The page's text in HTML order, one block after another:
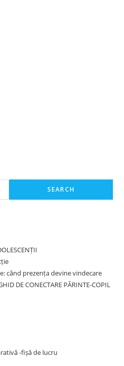
SEARCH
când prezența devine vindecare
DE CONECTARE PĂRINTE-COPIL
-fișă de lucru